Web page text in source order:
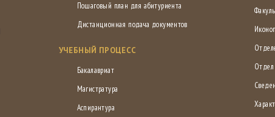
Пошаговый план для абитуриента
Дистанционная подача документов
УЧЕБНЫЙ ПРОЦЕСС
Бакалавриат
Магистратура
Аспирантура
Отдел